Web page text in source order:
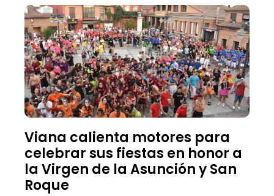
Viana calienta motores para
celebrar sus fiestas en honor a
la Virgen de la Asunción y San
Roque